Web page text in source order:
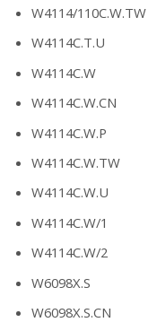
W4114/110C.W.TW
W4114C.T.U
W4114C.W
W4114C.W.CN
W4114C.W.P
W4114C.W.TW
W4114C.W.U
W4114C.W/1
W4114C.W/2
W6098X.S
W6098X.S.CN